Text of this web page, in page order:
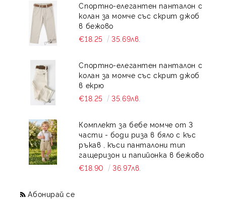
Спортно-елегантен панталон с
колан за момче със скрит джоб
в бежово
€18.25
35.69лв.
Спортно-елегантен панталон с
колан за момче със скрит джоб
в екрю
€18.25
35.69лв.
Комплект за бебе момче от 3
части - боди риза в бяло с къс
ръкав , къси панталони тип
гащеризон и папийонка в бежово
€18.90
36.97лв.
Абонирай се